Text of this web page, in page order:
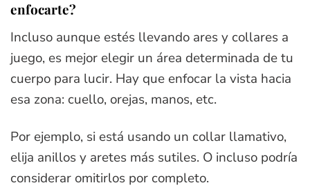
enfocarte?
Incluso aunque estés llevando ares y collares a
juego, es mejor elegir un área determinada de tu
cuerpo para lucir. Hay que enfocar la vista hacia
esa zona: cuello, orejas, manos, etc.
Por ejemplo, si está usando un collar llamativo,
elija anillos y aretes más sutiles. O incluso podría
considerar omitirlos por completo.